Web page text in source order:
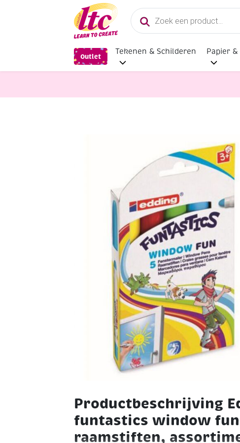
Producten
zoeken
Outlet
Tekenen & Schilderen Papier
Glasversiering en Raamdecoratie
Productbeschrijving
funtastics window fun
raamstiften,